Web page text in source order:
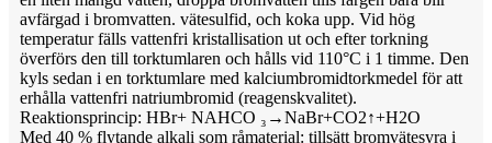
avfärgad i bromvatten. vätesulfid, och koka upp. Vid hög
temperatur fälls vattenfri kristallisation ut och efter torkning
överförs den till torktumlaren och hålls vid 110°C i 1 timme. Den
kyls sedan i en torktumlare med kalciumbromidtorkmedel för att
erhålla vattenfri natriumbromid (reagenskvalitet).
Reaktionsprincip: HBr+ NAHCO ₃→NaBr+CO2↑+H2O
Med 40 % flytande alkali som råmaterial: tillsätt bromvätesyra i